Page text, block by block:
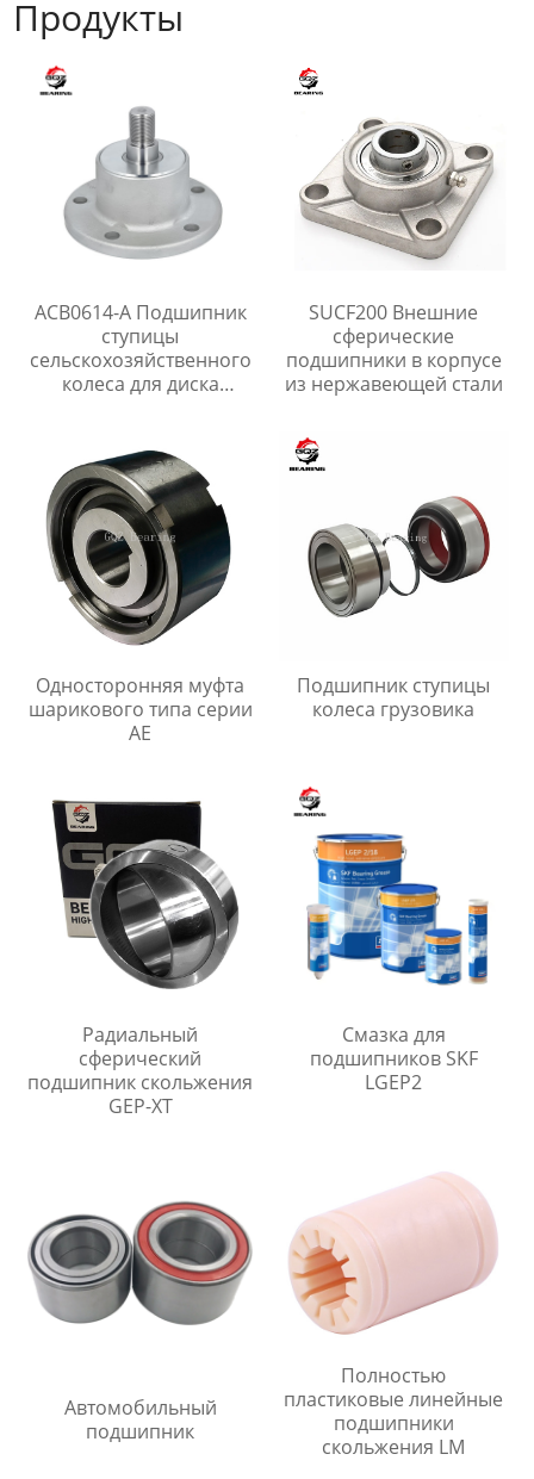
Продукты
ACB0614-A Подшипник
ступицы
сельскохозяйственного
колеса для диска
SUCF200 Внешние
сферические
подшипники в корпусе
из нержавеющей стали
Односторонняя муфта
шарикового типа серии
AE
Подшипник ступицы
колеса грузовика
Радиальный
сферический
подшипник скольжения
GEP-XT
Смазка для
подшипников SKF
LGEP2
Автомобильный
подшипник
Полностью
пластиковые линейные
подшипники
скольжения LM